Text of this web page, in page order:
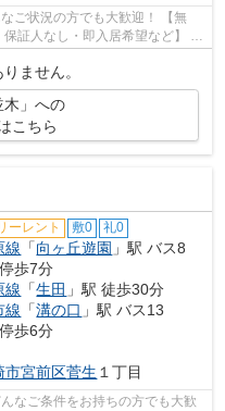
状況の方でも大歓迎！ 【無
証人なし・即入居希望など】 ネ
ません。
木」への
こちら
ーレント 敷0 礼0
線 「向ヶ丘遊園 」駅 バス8
歩7分
線 「生田 」駅 徒歩30分
線 「溝の口 」駅 バス13
歩6分
市宮前区菅生 １丁目
ご条件をお持ちの方でも大歓